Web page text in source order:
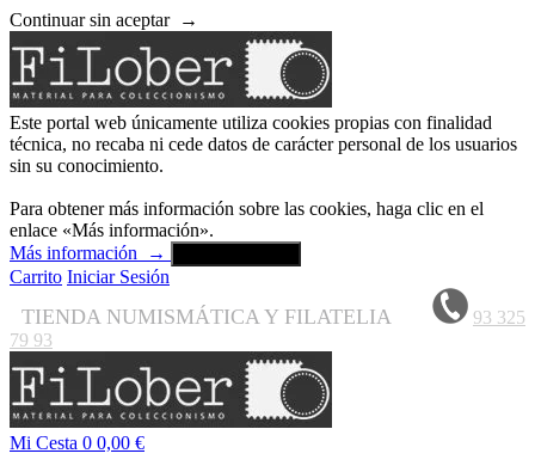
Continuar sin aceptar →
Este portal web únicamente utiliza cookies propias con finalidad
técnica, no recaba ni cede datos de carácter personal de los usuarios
sin su conocimiento.
Para obtener más información sobre las cookies, haga clic en el
enlace «Más información».
Más información
→
Carrito Iniciar Sesión
TIENDA NUMISMÁTICA Y FILATELIA
93 325
79 93
Mi Cesta 0 0,00 €